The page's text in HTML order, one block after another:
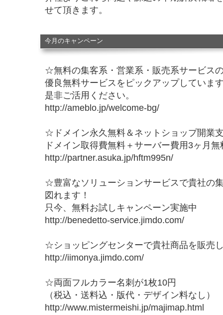
せて頂きます。
今月のキャンペーン
☆無料の集客系・営業系・販売系サービス
優良無料サービスをピックアップしていま
是非ご活用ください。
http://ameblo.jp/welcome-bg/
☆ドメイン永久無料＆ネットショップ開業
ドメイン取得費無料＋サーバー費用3ヶ月無
http://partner.asuka.jp/hftm995n/
☆豊富なソリューションサービスで貴社の
図れます！
只今、無料お試しキャンペーン実施中
http://benedetto-service.jimdo.com/
☆ショッピングセンターで貴社商品を販売
http://iimonya.jimdo.com/
☆両面フルカラー名刺が1枚10円
（税込・送料込・版代・デザイン料なし）
http://www.mistermeishi.jp/majimap.html